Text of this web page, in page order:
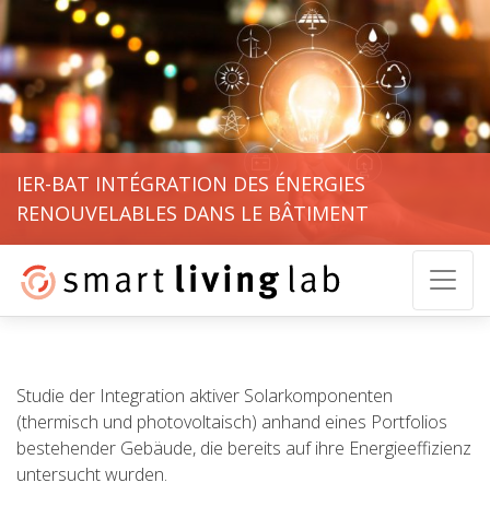
IER-BAT INTÉGRATION DES ÉNERGIES
RENOUVELABLES DANS LE BÂTIMENT
Studie der Integration aktiver Solarkomponenten
(thermisch und photovoltaisch) anhand eines Portfolios
bestehender Gebäude, die bereits auf ihre Energieeffizienz
untersucht wurden.